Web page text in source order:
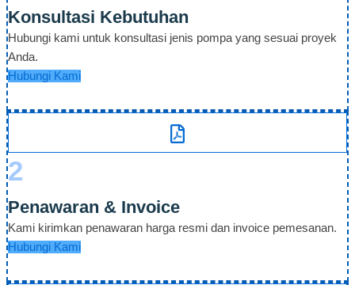
Konsultasi Kebutuhan
Hubungi kami untuk konsultasi jenis pompa yang sesuai proyek
Anda.
Hubungi Kami
2
Penawaran & Invoice
Kami kirimkan penawaran harga resmi dan invoice pemesanan.
Hubungi Kami